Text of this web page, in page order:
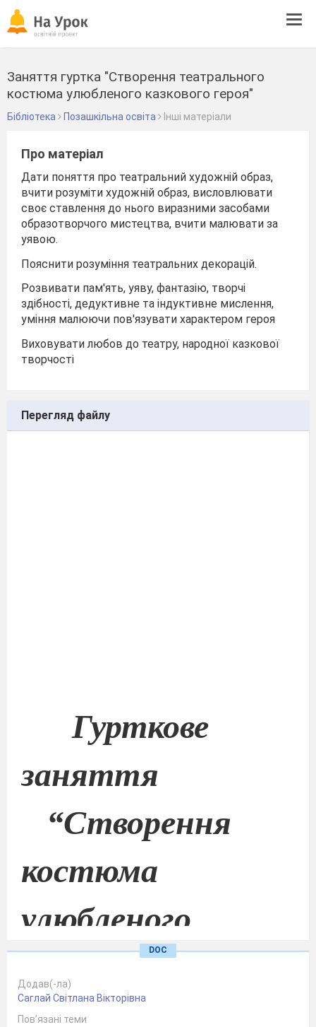
Заняття гуртка "Створення театрального
костюма улюбленого казкового героя"
Бібліотека Позашкільна освіта Інші матеріали
Про матеріал
Дати поняття про театральний художній образ,
вчити розуміти художній образ, висловлювати
своє ставлення до нього виразними засобами
образотворчого мистецтва, вчити малювати за
уявою.
Пояснити розуміння театральних декорацій.
Розвивати пам'ять, уяву, фантазію, творчі
здібності, дедуктивне та індуктивне мислення,
уміння малюючи пов'язувати характером героя
Виховувати любов до театру, народної казкової
творчості
Перегляд файлу
Гурткове
заняття
“Створення
костюма
улюбленого
казкового героя
DOC
Додав(-ла)
Саглай Світлана Вікторівна
Пов’язані теми